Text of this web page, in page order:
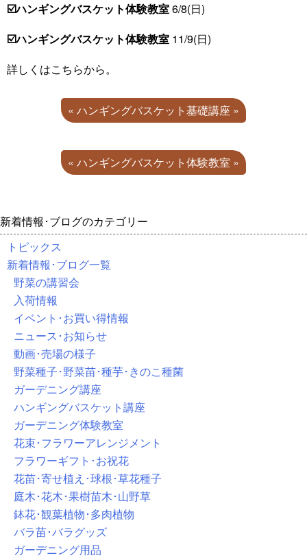
☑️ハンギングバスケット体験教室6/8(日)
☑️ハンギングバスケット体験教室 11/9(日)
詳しくはこちらから。
« ハンギングバスケット基礎講座 »
« ハンギングバスケット体験教室 »
新着情報･ブログのカテゴリー
トピックス
新着情報･ブログ一覧
野菜の講習会
入荷情報
イベント･お買い得情報
ニュース･お知らせ
動画･売場の様子
野菜種子･野菜苗･種芋･きのこ種菌
ガーデニング講座
ハンギングバスケット講座
ガーデニング体験教室
花束･フラワーアレンジメント
フラワーギフト･お祝花
花苗･寄せ植え･球根･草花種子
庭木･花木･果樹苗木･山野草
鉢花･観葉植物･多肉植物
バラ苗･バラグッズ
ガーデニング用品